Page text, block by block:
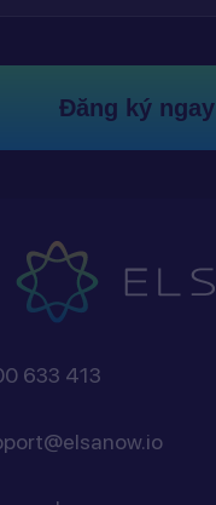
Đăng ký ngay
633 413